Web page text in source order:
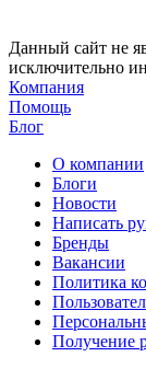
Данный сайт не
исключительно
Компания
Помощь
Блог
О компании
Блоги
Новости
Написать
Бренды
Вакансии
Политика
Получение